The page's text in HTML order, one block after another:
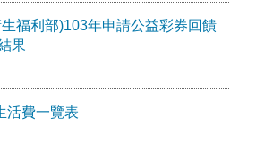
福利部)103年申請公益彩券回饋
果
活費一覽表